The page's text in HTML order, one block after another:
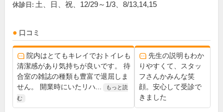
休診日: 土、日、祝、12/29～1/3、8/13,14,15
口コミ
院内はとてもキレイでおトイレも
清潔感があり気持ちが良いです。 待
合室の雑誌の種類も豊富で退屈しま
せん。 開業時にいたリハ...
もっと読
む
先生の説明もわか
りやすくて、スタッ
フさんかみんな笑
顔。安心して受診で
きました